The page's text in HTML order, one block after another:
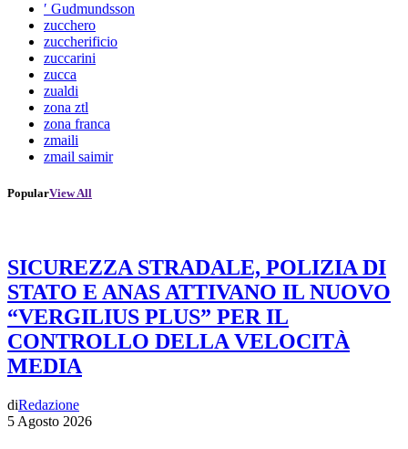
′ Gudmundsson
zucchero
zuccherificio
zuccarini
zucca
zualdi
zona ztl
zona franca
zmaili
zmail saimir
PopularView All
SICUREZZA STRADALE, POLIZIA DI
STATO E ANAS ATTIVANO IL NUOVO
“VERGILIUS PLUS” PER IL
CONTROLLO DELLA VELOCITÀ
MEDIA
diRedazione
5 Agosto 2026